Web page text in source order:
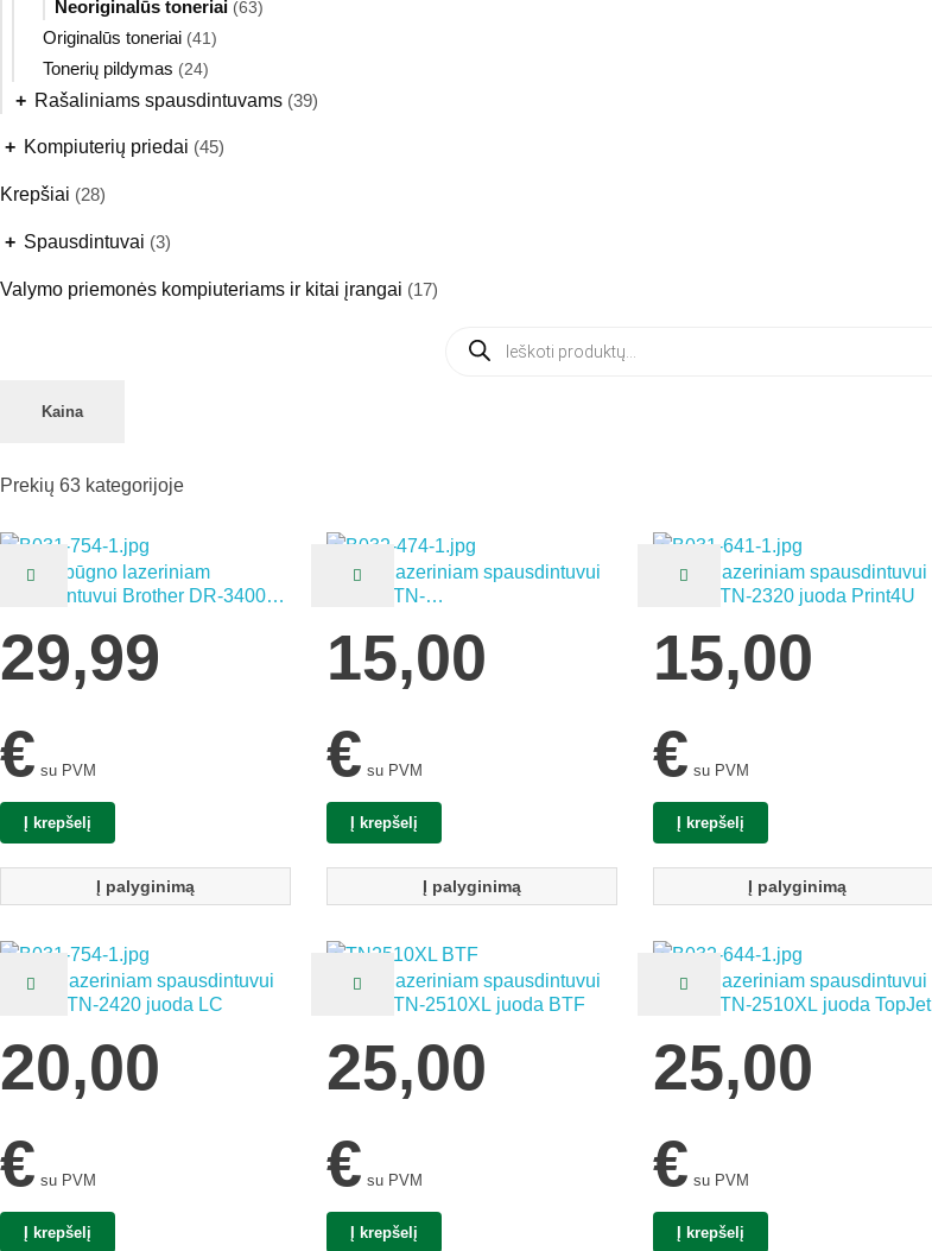
Neoriginalūs toneriai (63)
Originalūs toneriai (41)
Tonerių pildymas (24)
+ Rašaliniams spausdintuvams (39)
+ Kompiuterių priedai (45)
Krepšiai (28)
+ Spausdintuvai (3)
Valymo priemonės kompiuteriams ir kitai įrangai (17)
Products
search
Kaina
Prekių 63 kategorijoje
Kasetė būgno lazeriniam
spausdintuvui Brother DR-3400
29,99
€ su PVM
Į krepšelį
Į palyginimą
Kasetė lazeriniam spausdintuvui
Brother TN-
juoda LC
15,00
€ su PVM
Į krepšelį
Į palyginimą
Kasetė lazeriniam spausdintuvui
Brother TN-2320 juoda Print4U
15,00
€ su PVM
Į krepšelį
Į palyginimą
Kasetė lazeriniam spausdintuvui
Brother TN-2420 juoda LC
20,00
€ su PVM
Į krepšelį
Kasetė lazeriniam spausdintuvui
Brother TN-2510XL juoda BTF
25,00
€ su PVM
Į krepšelį
Kasetė lazeriniam spausdintuvui
Brother TN-2510XL juoda TopJet
25,00
€ su PVM
Į krepšelį